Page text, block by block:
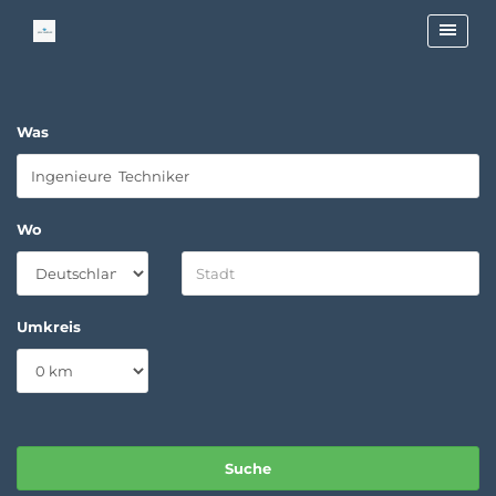
Was
Wo
Umkreis